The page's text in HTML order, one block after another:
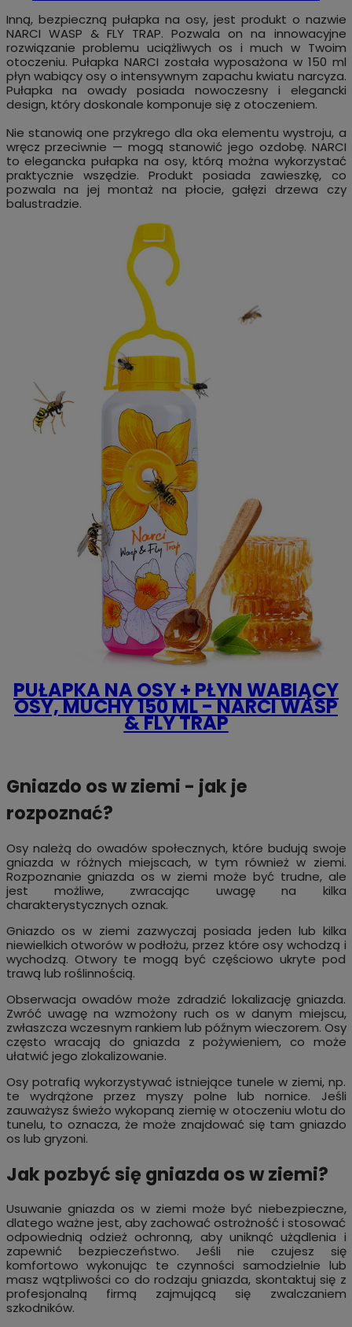
Inną, bezpieczną pułapka na osy, jest produkt o nazwie
NARCI WASP & FLY TRAP. Pozwala on na innowacyjne
rozwiązanie problemu uciążliwych os i much w Twoim
otoczeniu. Pułapka NARCI została wyposażona w 150 ml
płyn wabiący osy o intensywnym zapachu kwiatu narcyza.
Pułapka na owady posiada nowoczesny i elegancki
design, który doskonale komponuje się z otoczeniem.
Nie stanowią one przykrego dla oka elementu wystroju, a
wręcz przeciwnie — mogą stanowić jego ozdobę. NARCI
to elegancka pułapka na osy, którą można wykorzystać
praktycznie wszędzie. Produkt posiada zawieszkę, co
pozwala na jej montaż na płocie, gałęzi drzewa czy
balustradzie.
PUŁAPKA NA OSY + PŁYN WABIĄCY
OSY, MUCHY 150 ML - NARCI WASP
& FLY TRAP
Gniazdo os w ziemi - jak je
rozpoznać?
Osy należą do owadów społecznych, które budują swoje
gniazda w różnych miejscach, w tym również w ziemi.
Rozpoznanie gniazda os w ziemi może być trudne, ale
jest możliwe, zwracając uwagę na kilka
charakterystycznych oznak.
Gniazdo os w ziemi zazwyczaj posiada jeden lub kilka
niewielkich otworów w podłożu, przez które osy wchodzą i
wychodzą. Otwory te mogą być częściowo ukryte pod
trawą lub roślinnością.
Obserwacja owadów może zdradzić lokalizację gniazda.
Zwróć uwagę na wzmożony ruch os w danym miejscu,
zwłaszcza wczesnym rankiem lub późnym wieczorem. Osy
często wracają do gniazda z pożywieniem, co może
ułatwić jego zlokalizowanie.
Osy potrafią wykorzystywać istniejące tunele w ziemi, np.
te wydrążone przez myszy polne lub nornice. Jeśli
zauważysz świeżo wykopaną ziemię w otoczeniu wlotu do
tunelu, to oznacza, że może znajdować się tam gniazdo
os lub gryzoni.
Jak pozbyć się gniazda os w ziemi?
Usuwanie gniazda os w ziemi może być niebezpieczne,
dlatego ważne jest, aby zachować ostrożność i stosować
odpowiednią odzież ochronną, aby uniknąć użądlenia i
zapewnić bezpieczeństwo. Jeśli nie czujesz się
komfortowo wykonując te czynności samodzielnie lub
masz wątpliwości co do rodzaju gniazda, skontaktuj się z
profesjonalną firmą zajmującą się zwalczaniem
szkodników.